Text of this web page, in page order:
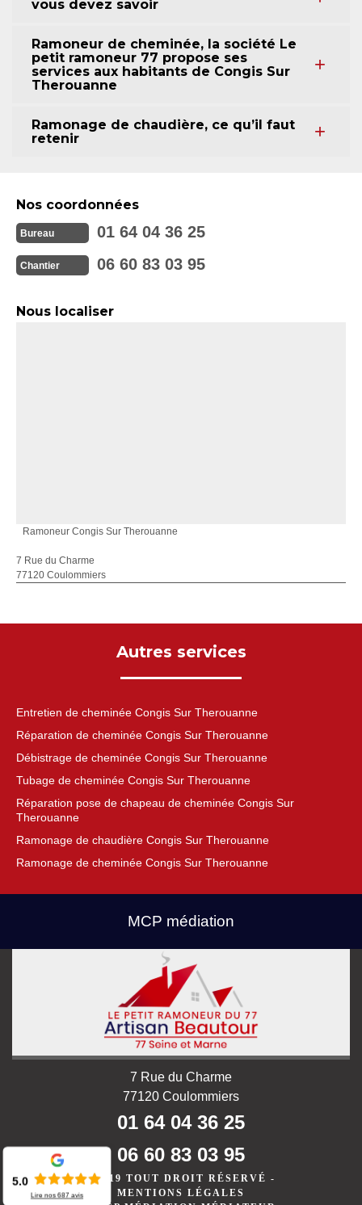
vous devez savoir
Ramoneur de cheminée, la société Le
petit ramoneur 77 propose ses
services aux habitants de Congis Sur
Therouanne
Ramonage de chaudière, ce qu’il faut
retenir
Nos coordonnées
Bureau 01 64 04 36 25
Chantier 06 60 83 03 95
Nous localiser
Ramoneur Congis Sur Therouanne
7 Rue du Charme
77120 Coulommiers
Autres services
Entretien de cheminée Congis Sur Therouanne
Réparation de cheminée Congis Sur Therouanne
Débistrage de cheminée Congis Sur Therouanne
Tubage de cheminée Congis Sur Therouanne
Réparation pose de chapeau de cheminée Congis Sur
Therouanne
Ramonage de chaudière Congis Sur Therouanne
Ramonage de cheminée Congis Sur Therouanne
MCP médiation
7 Rue du Charme
77120 Coulommiers
01 64 04 36 25
06 60 83 03 95
©2019 TOUT DROIT RÉSERVÉ -
MENTIONS LÉGALES
5.0
Lire nos687 avis